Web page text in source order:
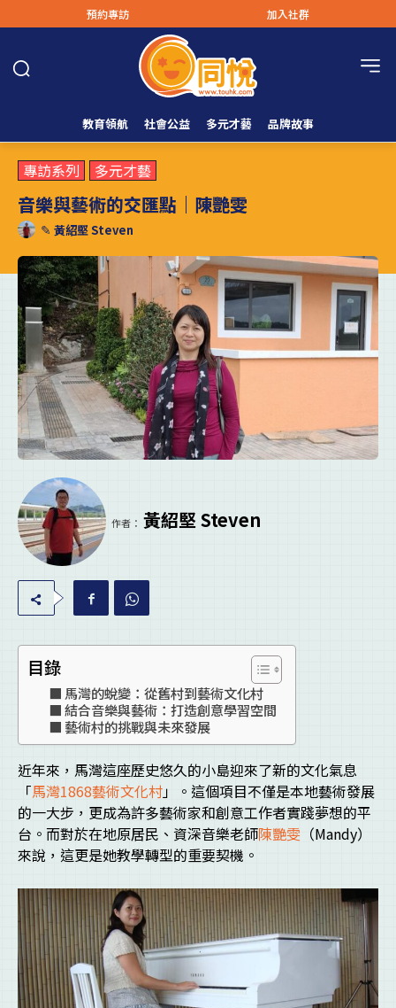
預約專訪 加入社群
教育領航 社會公益 多元才藝 品牌故事
專訪系列 多元才藝
音樂與藝術的交匯點｜陳艷雯
✎ 黃紹堅 Steven
作者： 黃紹堅 Steven
目錄
馬灣的蛻變：從舊村到藝術文化村
結合音樂與藝術：打造創意學習空間
藝術村的挑戰與未來發展
近年來，馬灣這座歷史悠久的小島迎來了新的文化氣息
「馬灣1868藝術文化村」。這個項目不僅是本地藝術發展
的一大步，更成為許多藝術家和創意工作者實踐夢想的平
台。而對於在地原居民、資深音樂老師陳艷雯 （Mandy）
來說，這更是她教學轉型的重要契機。